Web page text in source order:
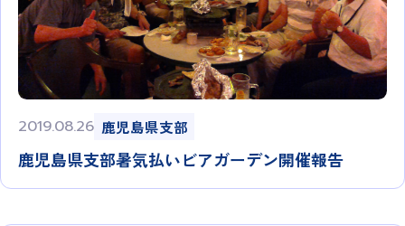
2019.08.26 鹿児島県支部
鹿児島県支部暑気払いビアガーデン開催報告